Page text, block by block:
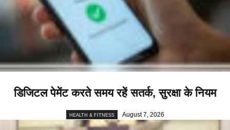
डिजिटल पेमेंट करते समय रहें सतर्क, सुरक्षा के नियम
HEALTH & FITNESS August 7, 2026